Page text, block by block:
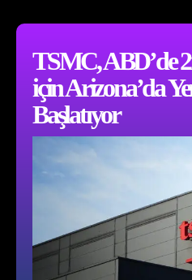
TSMC, ABD’de
için Arizona’da
Başlatıyor